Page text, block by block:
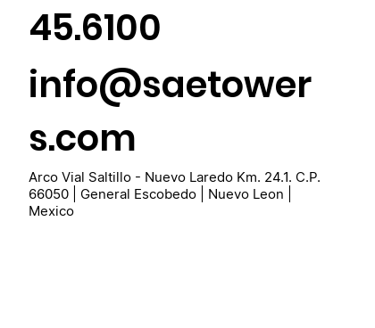
45.6100
info@saetower
s.com
Arco Vial Saltillo - Nuevo Laredo Km. 24.1. C.P.
66050 | General Escobedo | Nuevo Leon |
Mexico